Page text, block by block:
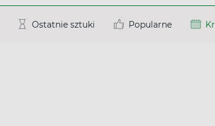
Ostatnie sztuki Popularne